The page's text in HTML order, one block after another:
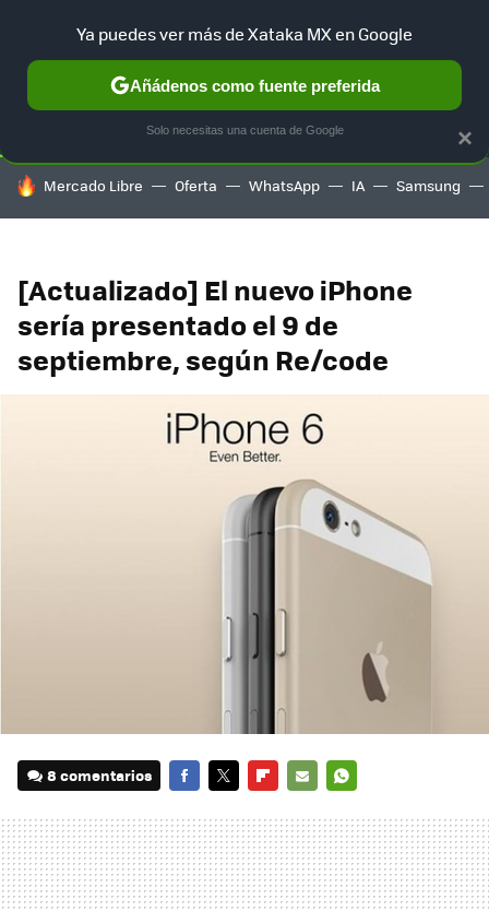
SELECCIÓN GAMING HOME AUTO TERRITORIO
HOY SE HABLA DE
Mercado Libre Oferta WhatsApp IA Samsung
[Actualizado] El nuevo iPhone
sería presentado el 9 de
septiembre, según Re/code
8 comentarios
MAIL
×
Ya puedes ver más de Xataka MX en Google
Añádenos como fuente preferida
Solo necesitas una cuenta de Google